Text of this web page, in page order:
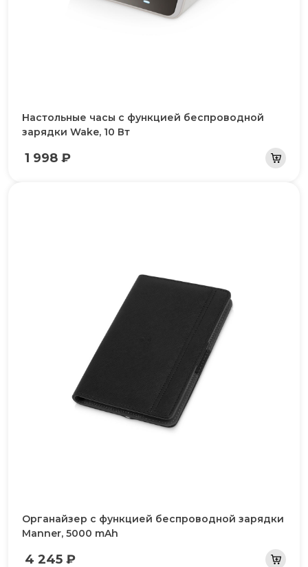
Настольные часы с функцией беспроводной
зарядки Wake, 10 Вт
1 998 ₽
Органайзер с функцией беспроводной зарядки
Manner, 5000 mAh
4 245 ₽